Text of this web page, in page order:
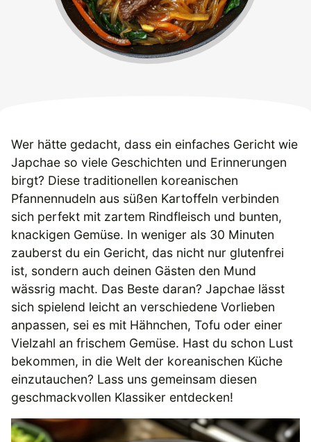
Wer hätte gedacht, dass ein einfaches Gericht wie
Japchae so viele Geschichten und Erinnerungen
birgt? Diese traditionellen koreanischen
Pfannennudeln aus süßen Kartoffeln verbinden
sich perfekt mit zartem Rindfleisch und bunten,
knackigen Gemüse. In weniger als 30 Minuten
zauberst du ein Gericht, das nicht nur glutenfrei
ist, sondern auch deinen Gästen den Mund
wässrig macht. Das Beste daran? Japchae lässt
sich spielend leicht an verschiedene Vorlieben
anpassen, sei es mit Hähnchen, Tofu oder einer
Vielzahl an frischem Gemüse. Hast du schon Lust
bekommen, in die Welt der koreanischen Küche
einzutauchen? Lass uns gemeinsam diesen
geschmackvollen Klassiker entdecken!